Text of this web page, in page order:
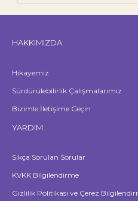
HAKKIMIZDA
Hikayemiz
Sürdürülebilirlik Çalışmalarımız
Bizimle İletişime Geçin
YARDIM
Sıkça Sorulan Sorular
KVKK Bilgilendirme
Gizlilik Politikası ve Çerez